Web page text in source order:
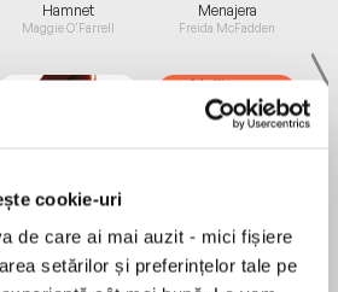
cookie-uri
de care ai mai auzit - mici fișiere
setărilor și preferințelor tale pe
Hamnet
Maggie O'Farrell
se îmbracă de
la...
Menajera
Freida McFadden
Migdală
Sohn Won-pyung